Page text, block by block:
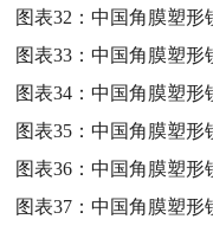
图表32：中国角膜塑形
图表33：中国角膜塑形
图表34：中国角膜塑形
图表35：中国角膜塑形
图表36：中国角膜塑形
图表37：中国角膜塑形